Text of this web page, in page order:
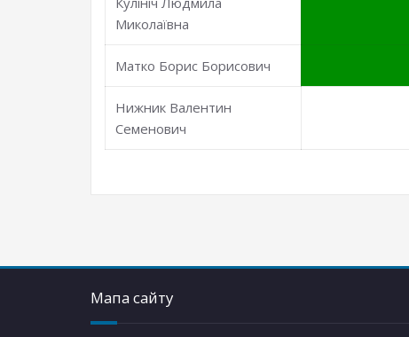
Миколаївна
Матко Борис Борисович
Нижник Валентин
Семенович
Мапа сайту